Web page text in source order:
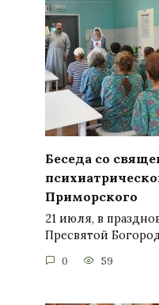
Беседа со
Приморского
21 июля, в
Пресвятой
0 59